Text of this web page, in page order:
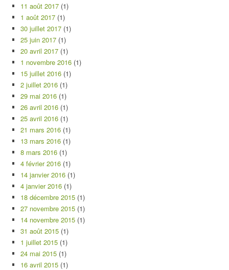
11 août 2017 (1)
1 août 2017 (1)
30 juillet 2017 (1)
25 juin 2017 (1)
20 avril 2017 (1)
1 novembre 2016 (1)
15 juillet 2016 (1)
2 juillet 2016 (1)
29 mai 2016 (1)
26 avril 2016 (1)
25 avril 2016 (1)
21 mars 2016 (1)
13 mars 2016 (1)
8 mars 2016 (1)
4 février 2016 (1)
14 janvier 2016 (1)
4 janvier 2016 (1)
18 décembre 2015 (1)
27 novembre 2015 (1)
14 novembre 2015 (1)
31 août 2015 (1)
1 juillet 2015 (1)
24 mai 2015 (1)
16 avril 2015 (1)